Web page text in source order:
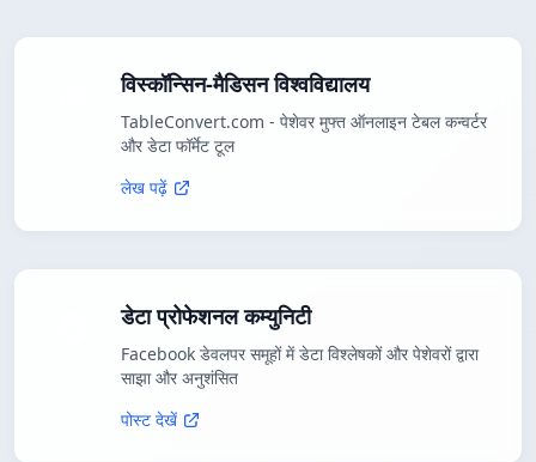
विस्कॉन्सिन-मैडिसन विश्वविद्यालय
TableConvert.com - पेशेवर मुफ्त ऑनलाइन टेबल कन्वर्टर
और डेटा फॉर्मेट टूल
लेख पढ़ें
डेटा प्रोफेशनल कम्युनिटी
Facebook डेवलपर समूहों में डेटा विश्लेषकों और पेशेवरों द्वारा
साझा और अनुशंसित
पोस्ट देखें